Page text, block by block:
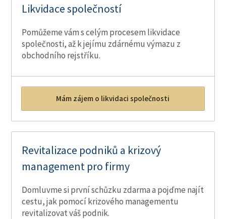
Likvidace společností
Pomůžeme vám s celým procesem likvidace
společnosti, až k jejímu zdárnému výmazu z
obchodního rejstříku.
Mám zájem o likvidaci společnosti
Revitalizace podniků a krizový
management pro firmy
Domluvme si první schůzku zdarma a pojďme najít
cestu, jak pomocí krizového managementu
revitalizovat váš podnik.